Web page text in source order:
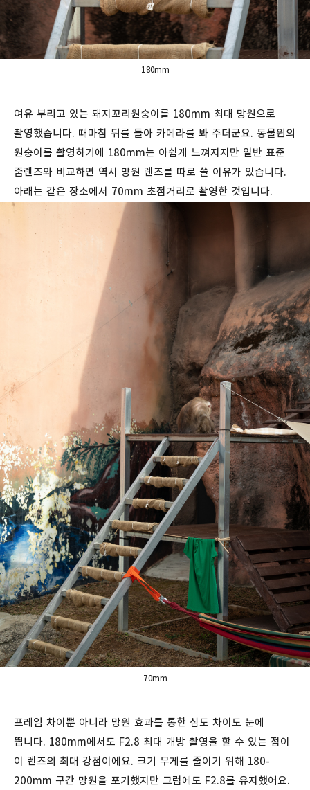
180mm
여유 부리고 있는 돼지꼬리원숭이를 180mm 최대 망원으로
촬영했습니다. 때마침 뒤를 돌아 카메라를 봐 주더군요. 동물원의
원숭이를 촬영하기에 180mm는 아쉽게 느껴지지만 일반 표준
줌렌즈와 비교하면 역시 망원 렌즈를 따로 쓸 이유가 있습니다.
아래는 같은 장소에서 70mm 초점거리로 촬영한 것입니다.
70mm
프레임 차이뿐 아니라 망원 효과를 통한 심도 차이도 눈에
띕니다. 180mm에서도 F2.8 최대 개방 촬영을 할 수 있는 점이
이 렌즈의 최대 강점이에요. 크기 무게를 줄이기 위해 180-
200mm 구간 망원을 포기했지만 그럼에도 F2.8를 유지했어요.